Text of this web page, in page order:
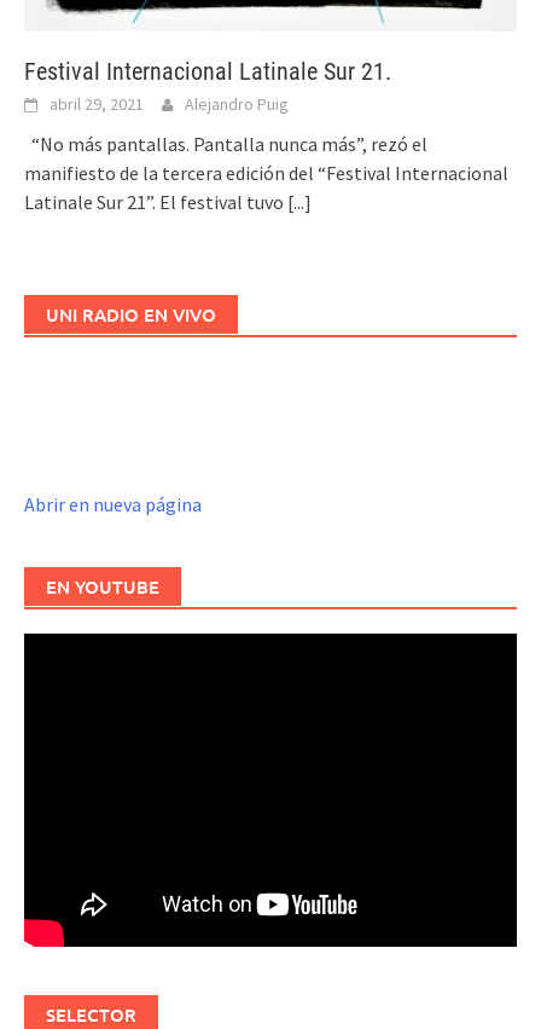
Festival Internacional Latinale Sur 21.
abril 29, 2021 Alejandro Puig
“No más pantallas. Pantalla nunca más”, rezó el
manifiesto de la tercera edición del “Festival Internacional
Latinale Sur 21”. El festival tuvo [...]
UNI RADIO EN VIVO
Abrir en nueva página
EN YOUTUBE
SELECTOR